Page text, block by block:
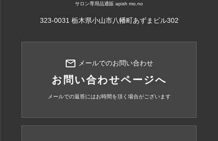
サロン専用品通販 apish mo.no
323-0031 栃木県小山市八幡町あずまビル302
mail_outline メールでのお問い合わせ
お問い合わせページへ
メールでの返答にはお時間を頂く場合がございます